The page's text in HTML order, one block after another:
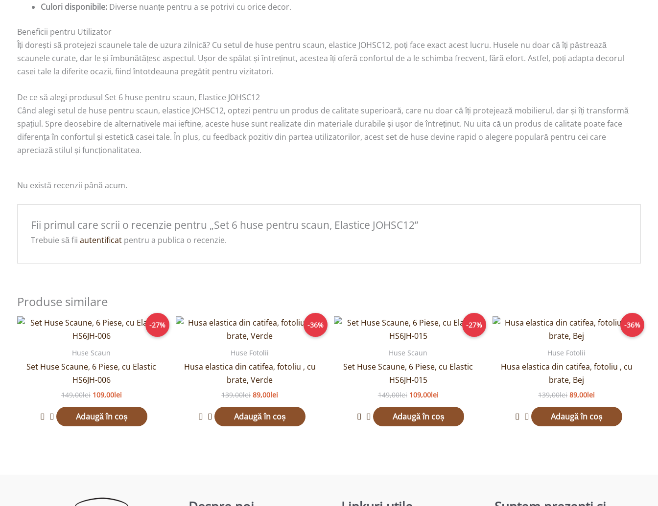
Culori disponibile: Diverse nuanțe pentru a se potrivi cu orice decor.
Beneficii pentru Utilizator
Îți dorești să protejezi scaunele tale de uzura zilnică? Cu setul de huse pentru scaun, elastice JOHSC12, poți face exact acest lucru. Husele nu doar că îți păstrează
scaunele curate, dar le și îmbunătățesc aspectul. Ușor de spălat și întreținut, acestea îți oferă confortul de a le schimba frecvent, fără efort. Astfel, poți adapta decorul
casei tale la diferite ocazii, fiind întotdeauna pregătit pentru vizitatori.
De ce să alegi produsul Set 6 huse pentru scaun, Elastice JOHSC12
Când alegi setul de huse pentru scaun, elastice JOHSC12, optezi pentru un produs de calitate superioară, care nu doar că îți protejează mobilierul, dar și îți transformă
spațiul. Spre deosebire de alternativele mai ieftine, aceste huse sunt realizate din materiale durabile și ușor de întreținut. Nu uita că un produs de calitate poate face
diferența în confortul și estetică casei tale. În plus, cu feedback pozitiv din partea utilizatorilor, acest set de huse devine rapid o alegere populară pentru cei care
apreciază stilul și funcționalitatea.
Nu există recenzii până acum.
Fii primul care scrii o recenzie pentru „Set 6 huse pentru scaun, Elastice JOHSC12”
Trebuie să fii autentificatpentru a publica o recenzie.
Produse similare
-27%
Huse Scaun
Set Huse Scaune, 6 Piese, cu Elastic
HS6JH-006
149,00lei
Prețul
inițial
a
149,00lei.
109,00lei
Prețul
curent
Adaugă în coș
-36%
Huse Fotolii
Husa elastica din catifea, fotoliu , cu
brate, Verde
139,00lei
Prețul
inițial
a
139,00lei.
89,00lei
Prețul
curent
Adaugă în coș
-27%
Huse Scaun
Set Huse Scaune, 6 Piese, cu Elastic
HS6JH-015
149,00lei
Prețul
inițial
a
149,00lei.
109,00lei
Prețul
curent
Adaugă în coș
-36%
Huse Fotolii
Husa elastica din catifea, fotoliu , cu
brate, Bej
139,00lei
Prețul
inițial
a
139,00lei.
89,00lei
Prețul
curent
Adaugă în coș